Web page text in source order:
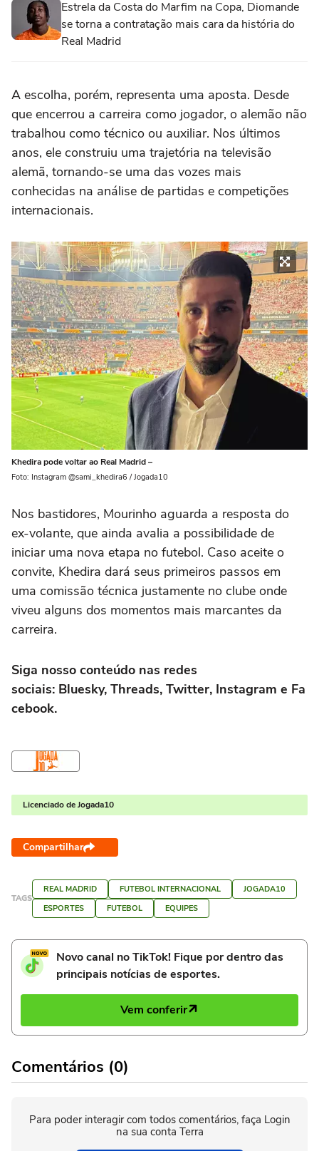
Estrela da Costa do Marfim na Copa, Diomande
se torna a contratação mais cara da história do
Real Madrid
A escolha, porém, representa uma aposta. Desde
que encerrou a carreira como jogador, o alemão não
trabalhou como técnico ou auxiliar. Nos últimos
anos, ele construiu uma trajetória na televisão
alemã, tornando-se uma das vozes mais
conhecidas na análise de partidas e competições
internacionais.
Khedira pode voltar ao Real Madrid –
Foto: Instagram @sami_khedira6 / Jogada10
Nos bastidores, Mourinho aguarda a resposta do
ex-volante, que ainda avalia a possibilidade de
iniciar uma nova etapa no futebol. Caso aceite o
convite, Khedira dará seus primeiros passos em
uma comissão técnica justamente no clube onde
viveu alguns dos momentos mais marcantes da
carreira.
Siga nosso conteúdo nas redes
sociais: Bluesky, Threads, Twitter, Instagram e Fa
cebook.
Licenciado de Jogada10
Compartilhar
TAGS
REAL MADRID FUTEBOL INTERNACIONAL
JOGADA10
ESPORTES
FUTEBOL EQUIPES
Novo canal no TikTok! Fique por dentro das
principais notícias de esportes.
Vem conferir
Comentários (0)
Para poder interagir com todos comentários, faça Login
na sua conta Terra